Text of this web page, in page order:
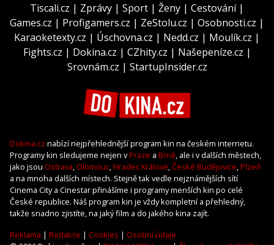
Tiscali.cz | Zprávy | Sport | Ženy | Cestování|
Games.cz | Profigamers.cz | ZeStolu.cz | Osobnosti.cz |
Karaoketexty.cz | Úschovna.cz | Nedd.cz | Moulík.cz |
Fights.cz | Dokina.cz | CZhity.cz | Našepeníze.cz |
Srovnám.cz | StartupInsider.cz
Dokina.cz nabízí nejpřehlednější program kin na českém internetu.
Programy kin sledujeme nejen vPraze a Brně, ale i v dalších městech,
jako jsou Ostrava, Olomouc,Hradec Králové,České Budějovice,Plzeň
a na mnoha dalších místech. Stejně tak vedle nejznámějších sítí
Cinema City a Cinestar přinášíme i programy menších kin po celé
České republice. Náš program kin je vždy kompletní a přehledný,
takže snadno zjistíte, na jaký film a do jakého kina zajít.
Reklama | Redakce | Cookies | Osobní údaje